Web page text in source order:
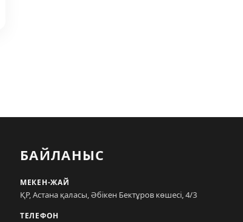
БАЙЛАНЫС
МЕКЕН-ЖАЙ
ҚР, Астана қаласы, Әбікен Бектұров көшесі, 4/3
ТЕЛЕФОН